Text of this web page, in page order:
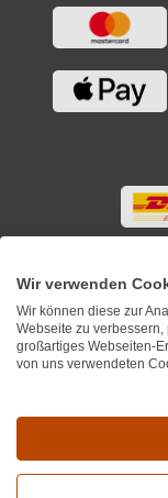
Wir verwenden
Wir können diese zur
Webseite zu
großartiges Webseiten-
von uns verwendeten